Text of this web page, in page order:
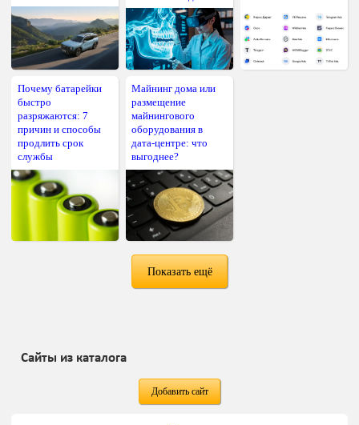
Почему батарейки
быстро
разряжаются: 7
причин и способы
продлить срок
службы
Майнинг дома или
размещение
майнингового
оборудования в
дата-центре: что
выгоднее?
Показать ещё
Сайты из каталога
Добавить сайт